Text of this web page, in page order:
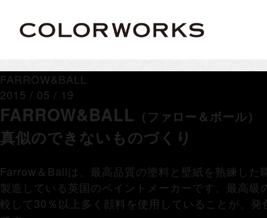
FARROW&BALL
2015 / 05 / 19
FARROW&BALL （ファロー＆ボール）
真似のできないものづくり
Farrow＆Ballは、最高品質の塗料と壁紙を熟練した
製造している英国のペイントメーカーです。最高
較して30％以上多く顔料を使用していることが、